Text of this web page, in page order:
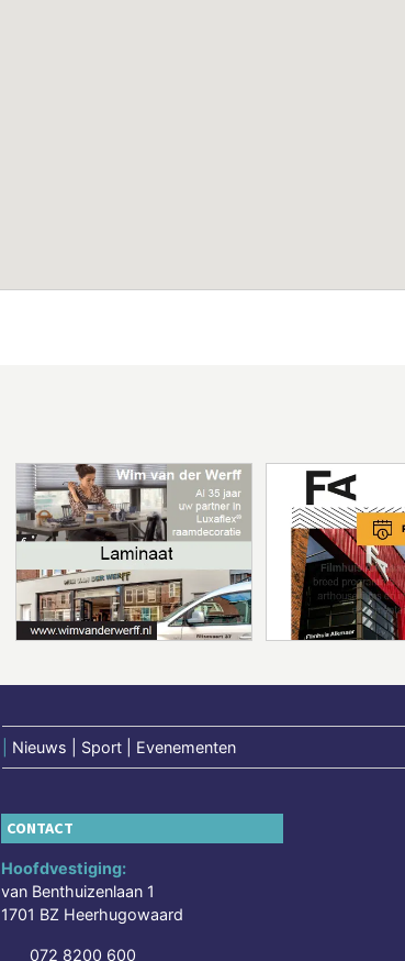
Nieuws | Sport | Evenementen
CONTACT
Hoofdvestiging:
van Benthuizenlaan 1
1701 BZ Heerhugowaard
072 8200 600